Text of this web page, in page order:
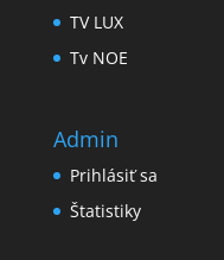
TV LUX
Tv NOE
Admin
Prihlásiť sa
Štatistiky